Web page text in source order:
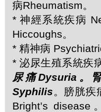
病Rheumatism。
* 神經系統疾病
Hiccoughs。
* 精神病
* 泌尿生殖系統疾
尿痛Dysuria。
Syphilis。膀胱疾
Bright’s